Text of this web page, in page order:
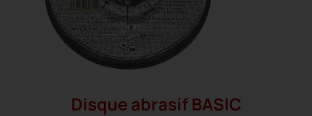
Disque abrasif BASIC